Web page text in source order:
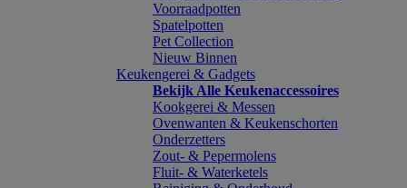
Voorraadpotten
Spatelpotten
Pet Collection
Nieuw Binnen
Keukengerei & Gadgets
Bekijk Alle Keukenaccessoires
Kookgerei & Messen
Ovenwanten & Keukenschorten
Onderzetters
Zout- & Pepermolens
Fluit- & Waterketels